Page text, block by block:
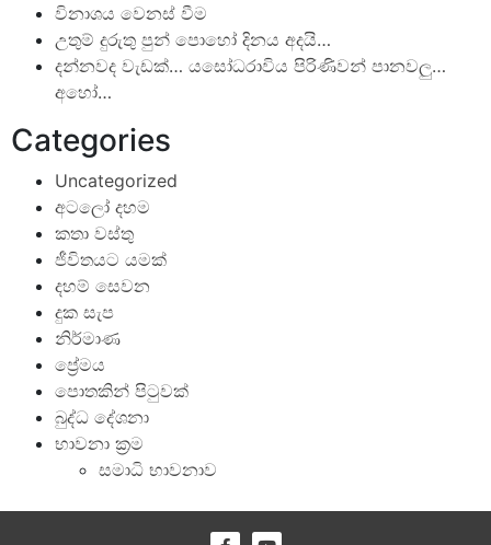
විනාශය වෙනස් වීම
උතුම් දුරුතු පුන් පොහෝ දිනය අදයි…
දන්නවද වැඩක්… යසෝධරාවිය පිරිණිවන් පානවලු…
අහෝ…
Categories
Uncategorized
අටලෝ දහම
කතා වස්තු
ජීවිතයට යමක්
දහම් සෙවන
දුක සැප
නිර්මාණ
ප්‍රේමය
පොතකින් පිටුවක්
බුද්ධ දේශනා
භාවනා ක්‍රම
සමාධි භාවනාව